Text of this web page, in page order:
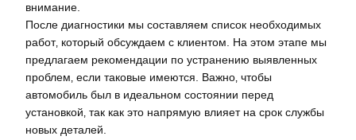
внимание.
После диагностики мы составляем список необходимых
работ‚ который обсуждаем с клиентом. На этом этапе мы
предлагаем рекомендации по устранению выявленных
проблем‚ если таковые имеются. Важно‚ чтобы
автомобиль был в идеальном состоянии перед
установкой‚ так как это напрямую влияет на срок службы
новых деталей.